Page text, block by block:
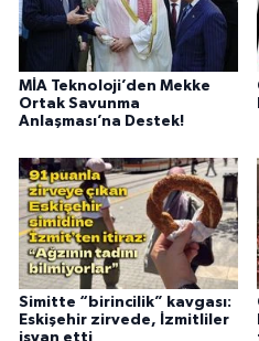
MİA Teknoloji’den Mekke
Ortak Savunma
Anlaşması’na Destek!
Simitte “birincilik” kavgası:
Eskişehir zirvede, İzmitliler